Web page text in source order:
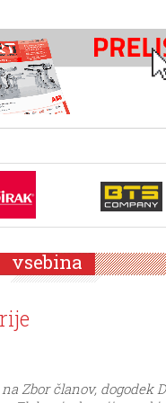
vsebina
Zbor članov, dogodek